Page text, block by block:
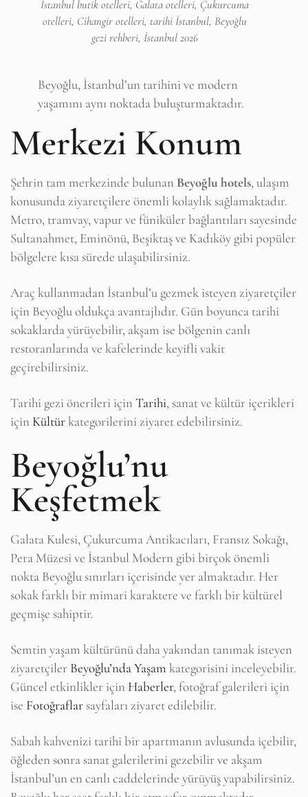
İstanbul butik otelleri, Galata otelleri, Çukurcuma
otelleri, Cihangir otelleri, tarihi İstanbul, Beyoğlu
gezi rehberi, İstanbul 2026
Beyoğlu, İstanbul’un tarihini ve modern
yaşamını aynı noktada buluşturmaktadır.
Merkezi Konum
Şehrin tam merkezinde bulunan Beyoğlu hotels, ulaşım
konusunda ziyaretçilere önemli kolaylık sağlamaktadır.
Metro, tramvay, vapur ve füniküler bağlantıları sayesinde
Sultanahmet, Eminönü, Beşiktaş ve Kadıköy gibi popüler
bölgelere kısa sürede ulaşabilirsiniz.
Araç kullanmadan İstanbul’u gezmek isteyen ziyaretçiler
için Beyoğlu oldukça avantajlıdır. Gün boyunca tarihi
sokaklarda yürüyebilir, akşam ise bölgenin canlı
restoranlarında ve kafelerinde keyifli vakit
geçirebilirsiniz.
Tarihi gezi önerileri için Tarihi, sanat ve kültür içerikleri
için Kültürkategorilerini ziyaret edebilirsiniz.
Beyoğlu’nu
Keşfetmek
Galata Kulesi, Çukurcuma Antikacıları, Fransız Sokağı,
Pera Müzesi ve İstanbul Modern gibi birçok önemli
nokta Beyoğlu sınırları içerisinde yer almaktadır. Her
sokak farklı bir mimari karaktere ve farklı bir kültürel
geçmişe sahiptir.
Semtin yaşam kültürünü daha yakından tanımak isteyen
ziyaretçiler Beyoğlu’nda Yaşam kategorisini inceleyebilir.
Güncel etkinlikler için Haberler, fotoğraf galerileri için
ise Fotoğraflar sayfaları ziyaret edilebilir.
Sabah kahvenizi tarihi bir apartmanın avlusunda içebilir,
öğleden sonra sanat galerilerini gezebilir ve akşam
İstanbul’un en canlı caddelerinde yürüyüş yapabilirsiniz.